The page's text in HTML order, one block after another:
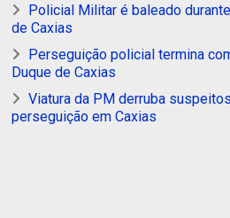
Policial Militar é baleado
de Caxias
Perseguição policial termina
Duque de Caxias
Viatura da PM derruba
perseguição em Caxias